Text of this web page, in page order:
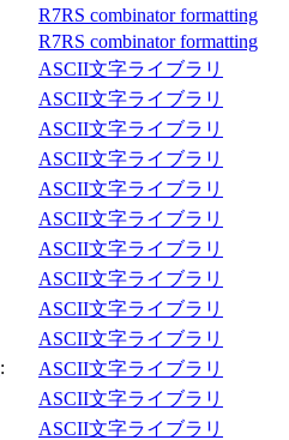
R7RS combinator formatting
R7RS combinator formatting
ASCII文字ライブラリ
ASCII文字ライブラリ
ASCII文字ライブラリ
ASCII文字ライブラリ
ASCII文字ライブラリ
ASCII文字ライブラリ
ASCII文字ライブラリ
ASCII文字ライブラリ
ASCII文字ライブラリ
ASCII文字ライブラリ
: ASCII文字ライブラリ
ASCII文字ライブラリ
ASCII文字ライブラリ